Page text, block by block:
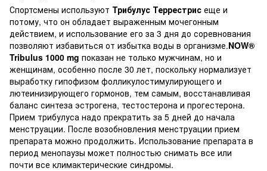
Спортсмены используют Трибулус Террестрис еще и
потому, что он обладает выраженным мочегонным
действием, и использование его за 3 дня до соревнования
позволяют избавиться от избытка воды в организме.NOW®
Tribulus 1000 mg показан не только мужчинам, но и
женщинам, особенно после 30 лет, поскольку нормализует
выработку гипофизом фолликулостимулирующего и
лютеинизирующего гормонов, тем самым, восстанавливая
баланс синтеза эстрогена, тестостерона и прогестерона.
Прием трибулуса надо прекратить за 5 дней до начала
менструации. После возобновления менструации прием
препарата можно продолжить. Использование препарата в
период менопаузы может полностью снимать все или
почти все климактерические синдромы.